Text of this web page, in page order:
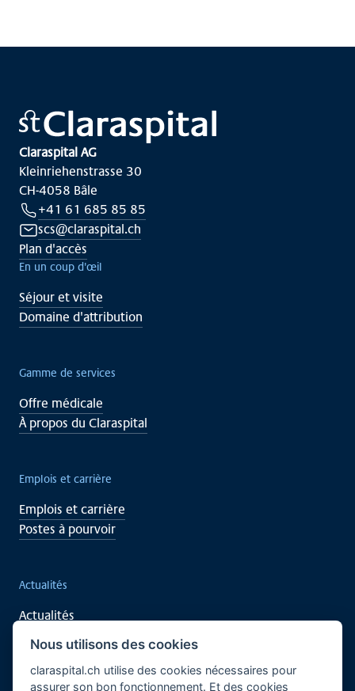
Claraspital AG
Kleinriehenstrasse 30
CH-4058 Bâle
+41 61 685 85 85
scs@claraspital.ch
Plan d'accès
En un coup d'œil
Séjour et visite
Domaine d'attribution
Gamme de services
Offre médicale
À propos du Claraspital
Emplois et carrière
Emplois et carrière
Postes à pourvoir
Actualités
Actualités
Événements
Nous utilisons des cookies
claraspital.ch utilise des cookies nécessaires pour
assurer son bon fonctionnement. Et des cookies